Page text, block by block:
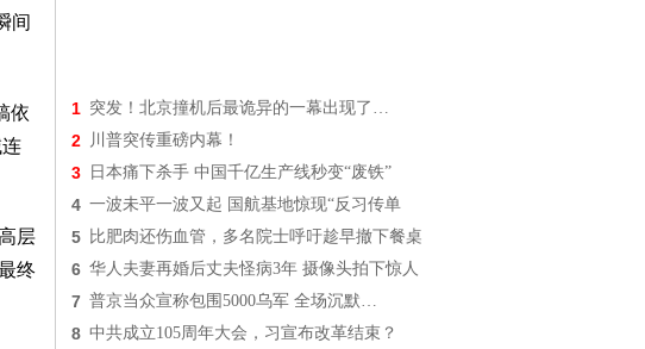
间
依
层
终
1 突发！北京撞机后最诡异的一幕出现了…
2 川普突传重磅内幕！
3 日本痛下杀手 中国千亿生产线秒变“废铁”
4 一波未平一波又起 国航基地惊现“反习传单
5 比肥肉还伤血管，多名院士呼吁趁早撤下餐桌
6 华人夫妻再婚后丈夫怪病3年 摄像头拍下惊人
7 普京当众宣称包围5000乌军 全场沉默…
8 中共成立105周年大会，习宣布改革结束？